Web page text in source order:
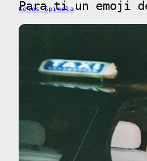
Para ti un emoji
Gelos Spinola